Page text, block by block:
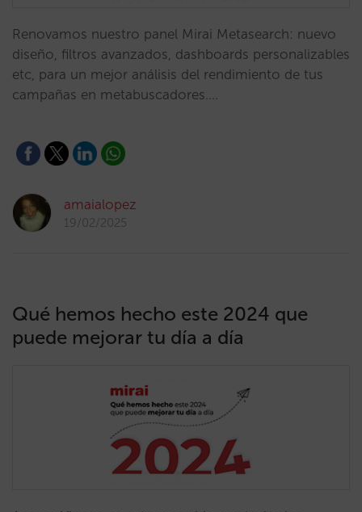
Renovamos nuestro panel Mirai Metasearch: nuevo
diseño, filtros avanzados, dashboards personalizables
etc, para un mejor análisis del rendimiento de tus
campañas en metabuscadores.…
amaialopez
19/02/2025
Qué hemos hecho este 2024 que
puede mejorar tu día a día